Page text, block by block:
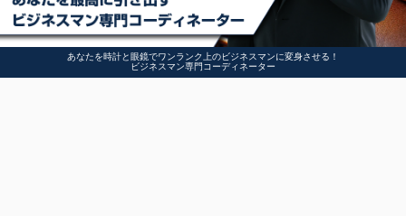
あなたを時計と眼鏡でワンランク上のビジネスマンに変身させる！
ビジネスマン専門コーディネーター